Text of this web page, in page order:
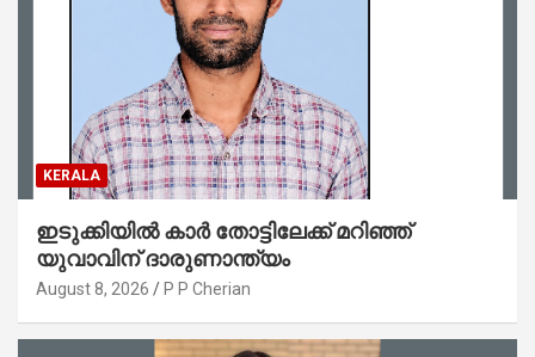
KERALA
ഇടുക്കിയിൽ കാർ തോട്ടിലേക്ക് മറിഞ്ഞ്
യുവാവിന് ദാരുണാന്ത്യം
August 8, 2026 P P Cherian